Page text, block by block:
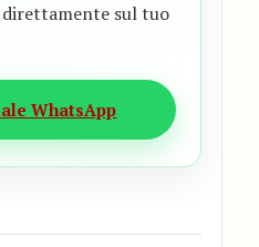
sul tuo
WhatsApp